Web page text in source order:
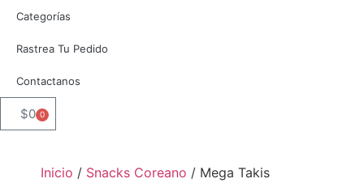
Categorías
Rastrea Tu Pedido
Contactanos
$0 0
Inicio / Snacks Coreano / Mega Takis